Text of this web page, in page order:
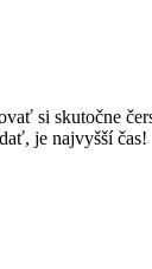
si skutočne
je najvyšší čas!